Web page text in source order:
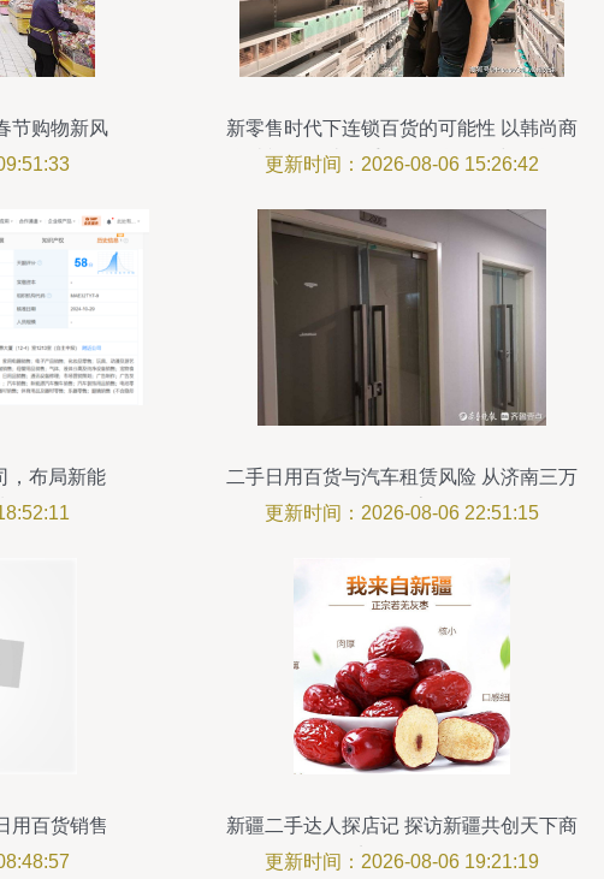
节购物新风
新零售时代下连锁百货的可能性 以韩尚商
学院视角解读二手日用百货销售与人货场
更新时间：2026-08-06 15:26:42
，布局新能
务
二手日用百货与汽车租赁风险 从济南三万
元保证金难索回说起
更新时间：2026-08-06 22:51:15
用百货销售
新疆二手达人探店记 探访新疆共创天下商
贸有限公司
更新时间：2026-08-06 19:21:19